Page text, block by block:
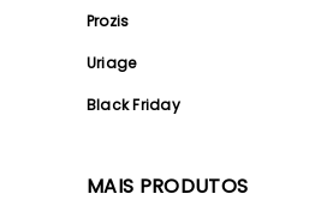
Prozis
Uriage
Black Friday
MAIS PRODUTOS